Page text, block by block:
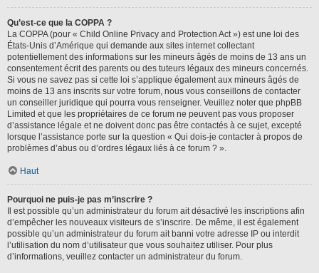
Qu’est-ce que la COPPA ?
La COPPA (pour « Child Online Privacy and Protection Act ») est une loi des
États-Unis d’Amérique qui demande aux sites internet collectant
potentiellement des informations sur les mineurs âgés de moins de 13 ans un
consentement écrit des parents ou des tuteurs légaux des mineurs concernés.
Si vous ne savez pas si cette loi s’applique également aux mineurs âgés de
moins de 13 ans inscrits sur votre forum, nous vous conseillons de contacter
un conseiller juridique qui pourra vous renseigner. Veuillez noter que phpBB
Limited et que les propriétaires de ce forum ne peuvent pas vous proposer
d’assistance légale et ne doivent donc pas être contactés à ce sujet, excepté
lorsque l’assistance porte sur la question « Qui dois-je contacter à propos de
problèmes d’abus ou d’ordres légaux liés à ce forum ? ».
Haut
Pourquoi ne puis-je pas m’inscrire ?
Il est possible qu’un administrateur du forum ait désactivé les inscriptions afin
d’empêcher les nouveaux visiteurs de s’inscrire. De même, il est également
possible qu’un administrateur du forum ait banni votre adresse IP ou interdit
l’utilisation du nom d’utilisateur que vous souhaitez utiliser. Pour plus
d’informations, veuillez contacter un administrateur du forum.